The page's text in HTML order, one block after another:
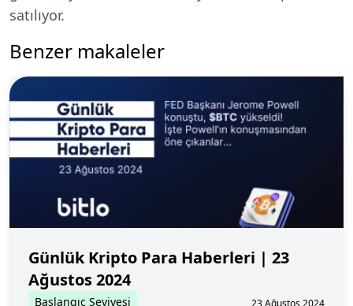
satılıyor.
Benzer makaleler
Günlük Kripto Para Haberleri | 23
Ağustos 2024
Başlangıç Seviyesi 23 Ağustos 2024